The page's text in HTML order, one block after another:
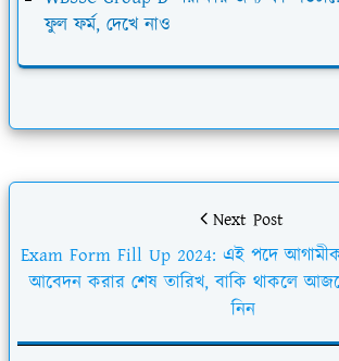
ফুল ফর্ম, দেখে নাও
Next Post
Exam Form Fill Up 2024: এই পদে
আবেদন করার শেষ তারিখ, বাকি থাকলে
নিন